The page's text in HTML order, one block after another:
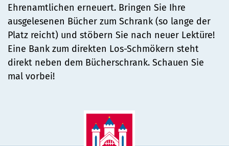
Ehrenamtlichen erneuert. Bringen Sie Ihre
ausgelesenen Bücher zum Schrank (so lange der
Platz reicht) und stöbern Sie nach neuer Lektüre!
Eine Bank zum direkten Los-Schmökern steht
direkt neben dem Bücherschrank. Schauen Sie
mal vorbei!